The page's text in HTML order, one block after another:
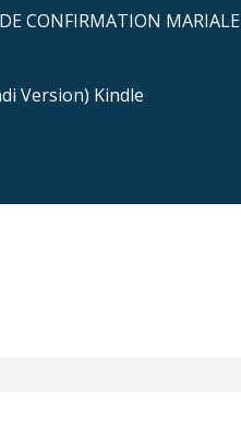
CONFIRMATION MARIALE
Version) Kindle